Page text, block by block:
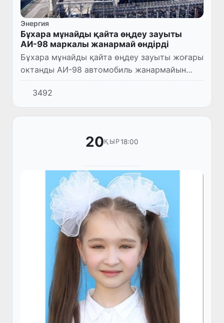
Энергия
Бұхара мұнайды қайта өңдеу зауыты
АИ-98 маркалы жанармай өндірді
Бұхара мұнайды қайта өңдеу зауыты жоғары
октанды АИ-98 автомобиль жанармайын
өндіріс дәрежесінде өндіруді жолға қойды
және өз өнімдерінің қатарын тағы бір
маркамен байытып, жоғары...
3492
20ҚЫР18:00